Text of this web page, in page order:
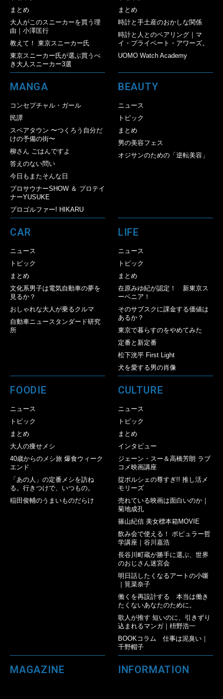
まとめ
大人がこのスニーカーを買う理
由｜小澤匡行
教えて！ 東京スニーカー氏
東京スニーカー氏が選ぶ買うべ
き大人スニーカー3選
まとめ
時計と手土産のおかしな関係
時計と人とのペアリング｜マ
イ・プライベート・アワーズ。
UOMO Watch Academy
MANGA
コンセプチャル・ガール
民譚
スペアタウン 〜つくろう自分だ
けの予備の街〜
柳さん ごはんですよ
答えのない問い
今日もまたそんな日
プロサウナーSHOW ＆ プロテイ
ナーYUSUKE
プロゴルファー! HIKARU
BEAUTY
ニュース
トピック
まとめ
男の美容フェス
オジサンのための「逆転美容」
CAR
ニュース
トピック
まとめ
文化系男子は電気自動車の夢を
見るか？
おしゃれな大人が乗るクルマ
自動車ニュースタンダード研究
所
LIFE
ニュース
トピック
まとめ
在原みゆ紀が認定！ 新東京ス
ーベニア！
そのサブスクに課金する価値は
あるか？
東京で暮らすのをやめてみた
定番と新定番
松下洸平 First Light
犬を愛する男の肖像
FOODIE
ニュース
トピック
まとめ
大人の痩せメシ
40歳からのメシ旅 爆食ウィーク
エンド
「あの人」の定番メシを訪ね
る。行きつけで、いつもの。
稲田俊輔のうまいものだらけ
CULTURE
ニュース
トピック
まとめ
インタビュー
ジェーン・スー＆高橋芳朗 ラブ
コメ映画講座
掟ポルシェの尊すぎ!! 推し活メ
モリーズ
売れている映画は面白いのか｜
菊地成孔
篠山紀信 美女標本箱MOVIE
飲み会で使える！ ポピュラー哲
学講座｜谷川嘉浩
長谷川町蔵が勝手に選ぶ、世界
のおじさん迷宮会
明日話したくなるアートの小噺
｜筧菜奈子
働くを再設計する 本当は働き
たくないあなたのために。
歌人が推す 短いのに、引きずり
込まれるマンガ｜枡野浩一
BOOKコラム 仕事は泥臭い｜
千野帽子
MAGAZINE INFORMATION